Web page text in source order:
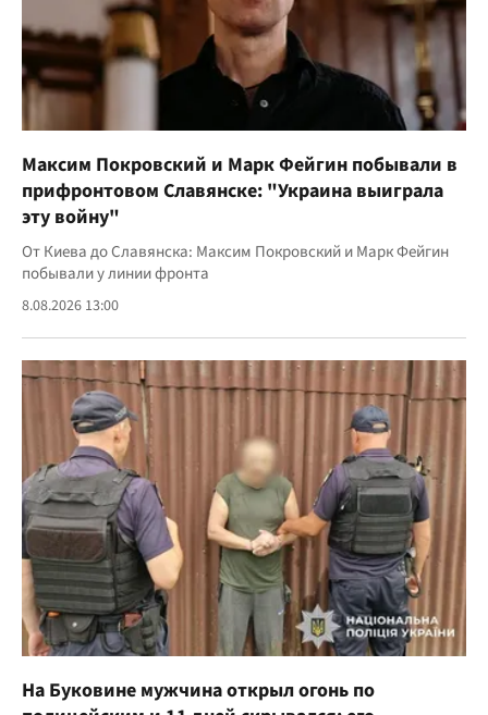
Максим Покровский и Марк Фейгин побывали в
прифронтовом Славянске: "Украина выиграла
эту войну"
От Киева до Славянска: Максим Покровский и Марк Фейгин
побывали у линии фронта
8.08.2026 13:00
На Буковине мужчина открыл огонь по